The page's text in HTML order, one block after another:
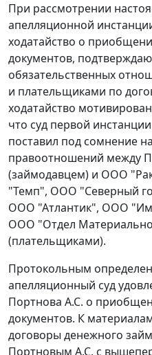
При рассмотрении
апелляционной
ходатайство о
документов,
обязательственных
и плательщиками по
ходатайство
что суд первой
поставил под сомнение
правоотношений между
(займодавцем) и ООО
"Темп", ООО "Северный
ООО "Атлантик", ООО
ООО "Отдел
(плательщиками).
Протокольным
апелляционный суд
Портнова А.С. о
документов. К
договоры денежного
Портновым А.С. с